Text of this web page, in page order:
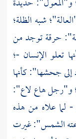
شبه الظلة؛
حرقة توجد من
تعلو الإنسان -؛
جحشها": كأنها
و"رجل هاع لاع":
علاه من هذه
الشمس": غيرت